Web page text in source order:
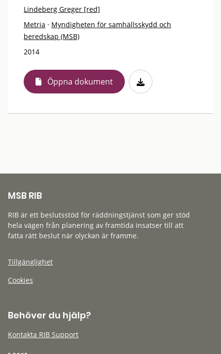
Lindeberg Greger [red]
Metria · Myndigheten för samhällsskydd och
beredskap (MSB)
2014
Öppna dokument
MSB RIB
RIB är ett beslutsstöd för räddningstjänst som ger stöd
hela vägen från planering av framtida insatser till att
fatta rätt beslut när olyckan är framme.
Tillgänglighet
Cookies
Behöver du hjälp?
Kontakta RIB Support